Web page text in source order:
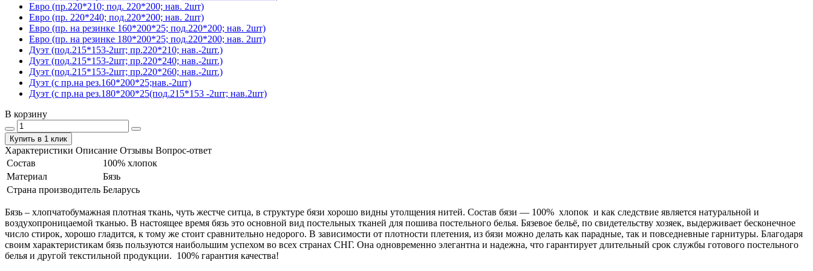
Евро (пр.220*210; под. 220*200; нав. 2шт)
Евро (пр. 220*240; под.220*200; нав. 2шт)
Евро (пр. на резинке 160*200*25; под.220*200; нав. 2шт)
Евро (пр. на резинке 180*200*25; под.220*200; нав. 2шт)
Дуэт (под.215*153-2шт; пр.220*210; нав.-2шт.)
Дуэт (под.215*153-2шт; пр.220*240; нав.-2шт.)
Дуэт (под.215*153-2шт; пр.220*260; нав.-2шт.)
Дуэт (с пр.на рез.160*200*25;нав.-2шт)
Дуэт (с пр.на рез.180*200*25(под.215*153 -2шт; нав.2шт)
В корзину
Купить в 1 клик
Характеристики Описание Отзывы Вопрос-ответ
Состав
100% хлопок
Материал
Бязь
Страна производитель Беларусь
Бязь – хлопчатобумажная плотная ткань, чуть жестче ситца, в структуре бязи хорошо видны утолщения нитей. Состав бязи ― 100% хлопок и как следствие является натуральной и
воздухопроницаемой тканью. В настоящее время бязь это основной вид постельных тканей для пошива постельного белья. Бязевое бельё, по свидетельству хозяек, выдерживает бесконечное
число стирок, хорошо гладится, к тому же стоит сравнительно недорого. В зависимости от плотности плетения, из бязи можно делать как парадные, так и повседневные гарнитуры. Благодаря
своим характеристикам бязь пользуются наибольшим успехом во всех странах СНГ. Она одновременно элегантна и надежна, что гарантирует длительный срок службы готового постельного
белья и другой текстильной продукции. 100% гарантия качества!